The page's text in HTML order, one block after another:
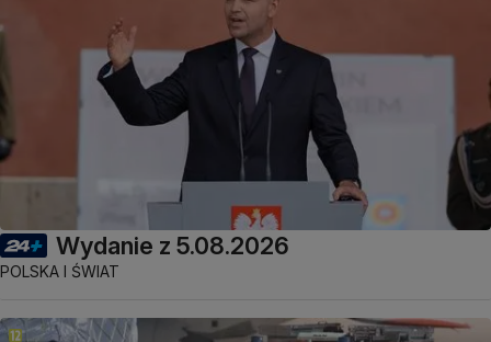
Wydanie z 5.08.2026
POLSKA I ŚWIAT